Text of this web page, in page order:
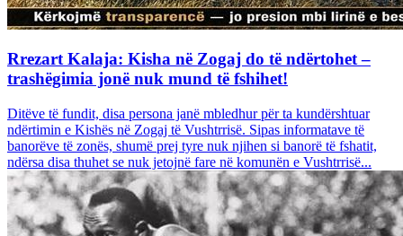
Rrezart Kalaja: Kisha në Zogaj do të ndërtohet –
trashëgimia jonë nuk mund të fshihet!
Ditëve të fundit, disa persona janë mbledhur për ta kundërshtuar
ndërtimin e Kishës në Zogaj të Vushtrrisë. Sipas informatave të
banorëve të zonës, shumë prej tyre nuk njihen si banorë të fshatit,
ndërsa disa thuhet se nuk jetojnë fare në komunën e Vushtrrisë...